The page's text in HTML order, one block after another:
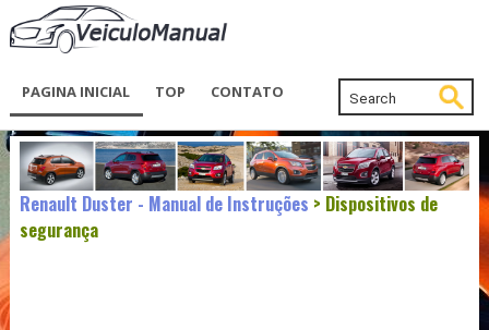
PAGINA INICIAL TOP CONTATO
Renault Duster - Manual de Instruções > Dispositivos de
segurança